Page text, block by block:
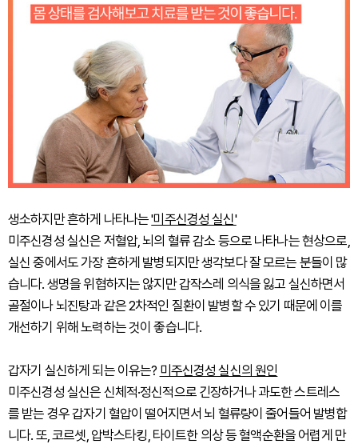
생소하지만 흔하게 나타나는'미주신경성 실신'
미주신경성 실신은 저혈압, 뇌의 혈류 감소 등으로 나타나는 현상으로,
실신 중에서도 가장 흔하게 발병되지만 생각보다 잘 모르는 분들이 많
습니다. 생명을 위협하지는 않지만 갑작스레 의식을 잃고 실신하면서
골절이나 뇌진탕과 같은 2차적인 질환이 발병할 수 있기 때문에 이를
개선하기 위해 노력하는 것이 좋습니다.
갑자기 실신하게 되는 이유는? 미주신경성 실신의 원인
미주신경성 실신은 신체적·정신적으로 긴장하거나 과도한 스트레스
를 받는 경우 갑자기 혈압이 떨어지면서 뇌 혈류량이 줄어들어 발병합
니다. 또, 코르셋, 압박스타킹, 타이트한 의상 등 혈액순환을 어렵게 만